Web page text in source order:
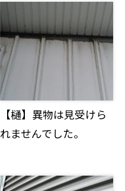
【樋】異物は見受けら
れませんでした。